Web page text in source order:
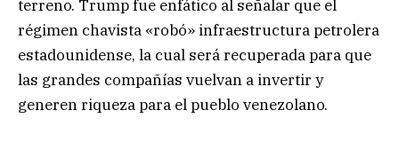
terreno. Trump fue enfático al señalar que el
régimen chavista «robó» infraestructura petrolera
estadounidense, la cual será recuperada para que
las grandes compañías vuelvan a invertir y
generen riqueza para el pueblo venezolano.